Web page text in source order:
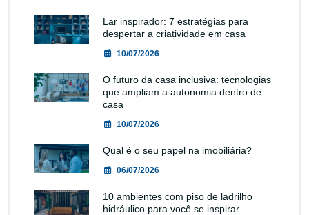
Lar inspirador: 7 estratégias para
despertar a criatividade em casa
10/07/2026
O futuro da casa inclusiva: tecnologias
que ampliam a autonomia dentro de
casa
10/07/2026
Qual é o seu papel na imobiliária?
06/07/2026
10 ambientes com piso de ladrilho
hidráulico para você se inspirar